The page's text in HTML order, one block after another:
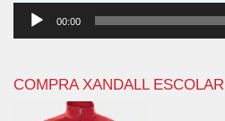
00:00
COMPRA XANDALL ESCOLAR